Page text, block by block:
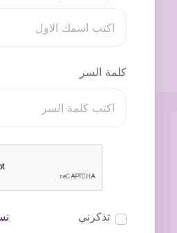
كلمة السر
تذكرني